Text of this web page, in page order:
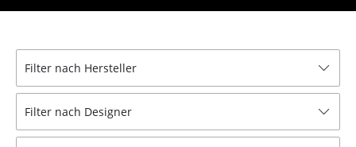
Freischwinger
Hocker
Bänke & Liegen
Sitzsäcke
Filter nach Hersteller
Filter nach Designer